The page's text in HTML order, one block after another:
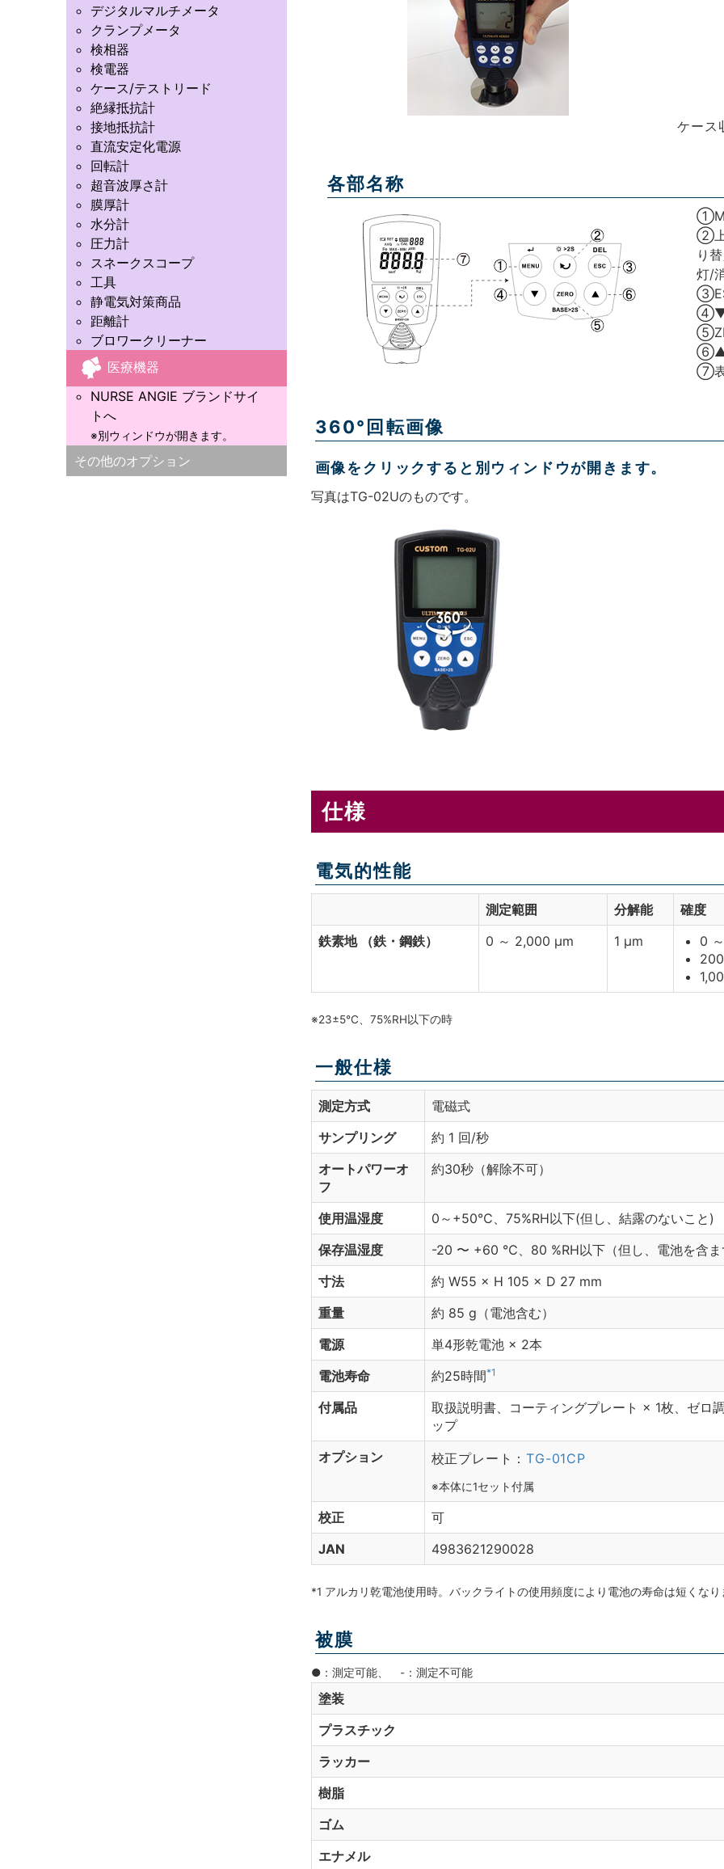
ケース
各部名称
②上
り
灯/
④▼
⑥▲
⑦
360°回転画像
画像をクリックすると別ウィンドウが開きます。
写真はTG-02Uのものです。
仕様
電気的性能
測定範囲 分解能
確度
鉄素地 （鉄・鋼鉄）
0 ～ 2,000 μm 1 μm
0
※23±5℃、75%RH以下の時
一般仕様
測定方式
電磁式
サンプリング
約 1 回/秒
オートパワーオ
フ
約30秒（解除不可）
使用温湿度
0～+50℃、75%RH以下(但し、結露のないこと)
保存温湿度
-20 〜 +60 ℃、80 %RH以下（但し、電池を含ま
寸法
約 W55 × H 105 × D 27 mm
重量
約 85 g（電池含む）
電源
単4形乾電池 × 2本
電池寿命
約25時間*1
付属品
取扱説明書、コーティングプレート × 1枚、ゼロ
ップ
オプション
校正プレート：TG-01CP
※本体に1セット付属
校正
可
JAN
4983621290028
*1 アルカリ乾電池使用時。バックライトの使用頻度により電池の寿命は短くなり
被膜
●：測定可能、 -：測定不可能
塗装
プラスチック
ラッカー
樹脂
ゴム
エナメル
デジタルマルチメータ
クランプメータ
検相器
検電器
ケース/テストリード
絶縁抵抗計
接地抵抗計
直流安定化電源
回転計
超音波厚さ計
膜厚計
水分計
圧力計
スネークスコープ
工具
静電気対策商品
距離計
ブロワークリーナー
医療機器
NURSE ANGIE ブランドサイ
トへ
※別ウィンドウが開きます。
その他のオプション